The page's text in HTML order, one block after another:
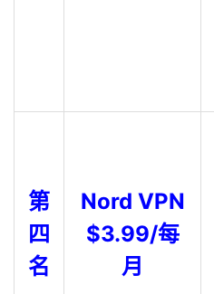
第
四
名
Nord VPN
$3.99/每
月